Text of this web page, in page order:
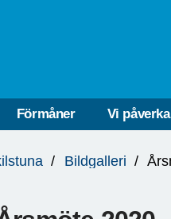
Förmåner Vi
Bildgalleri